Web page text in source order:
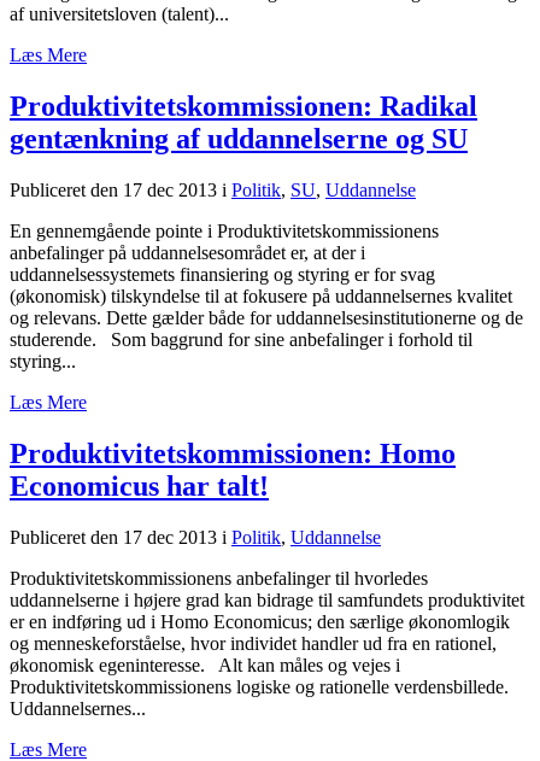
af universitetsloven (talent)...
Læs Mere
Produktivitetskommissionen: Radikal
gentænkning af uddannelserne og SU
Publiceret den 17 dec 2013 i Politik, SU, Uddannelse
En gennemgående pointe i Produktivitetskommissionens
anbefalinger på uddannelsesområdet er, at der i
uddannelsessystemets finansiering og styring er for svag
(økonomisk) tilskyndelse til at fokusere på uddannelsernes kvalitet
og relevans. Dette gælder både for uddannelsesinstitutionerne og de
studerende. Som baggrund for sine anbefalinger i forhold til
styring...
Læs Mere
Produktivitetskommissionen: Homo
Economicus har talt!
Publiceret den 17 dec 2013 i Politik, Uddannelse
Produktivitetskommissionens anbefalinger til hvorledes
uddannelserne i højere grad kan bidrage til samfundets produktivitet
er en indføring ud i Homo Economicus; den særlige økonomlogik
og menneskeforståelse, hvor individet handler ud fra en rationel,
økonomisk egeninteresse. Alt kan måles og vejes i
Produktivitetskommissionens logiske og rationelle verdensbillede.
Uddannelsernes...
Læs Mere